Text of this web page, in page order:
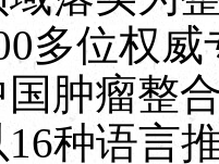
多位权
肿瘤整
种语言